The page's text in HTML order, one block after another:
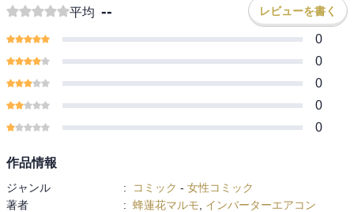
平均 -- レビューを書く
0
0
0
0
0
作品情報
ジャンル : コミック - 女性コミック
著者
: 蜂蓮花マルモ
インバーターエアコン